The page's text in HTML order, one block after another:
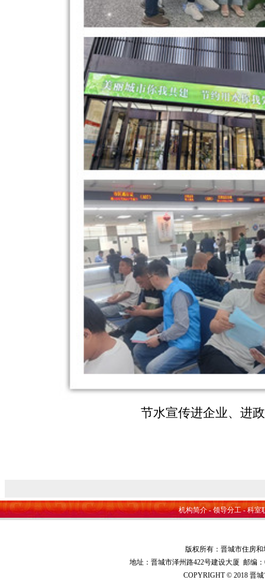
节水宣传进企业、进
机构简介-领导分工-科室
版权所有：晋城市住房
地址：晋城市泽州路422号建设大厦 邮编：
COPYRIGHT © 2018 晋